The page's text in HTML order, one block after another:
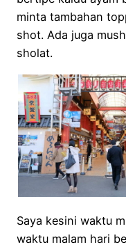
minta tambahan
shot. Ada juga
sholat.
Saya kesini waktu
waktu malam hari